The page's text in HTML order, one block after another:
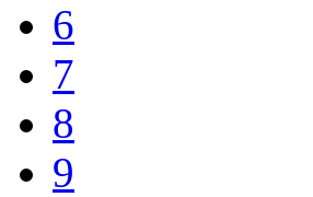
6
7
8
9